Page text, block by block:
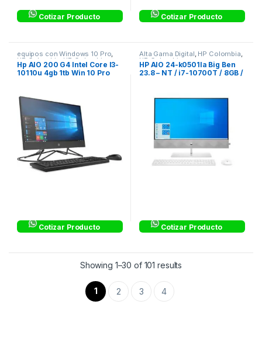
Cotizar Producto Cotizar Producto
equipos con Windows 10 Pro,
HP Colombia ,HP Colombia
Hp AIO 200 G4 Intel Core I3-
10110u 4gb 1tb Win 10 Pro
Cotizar Producto
Alta Gama Digital, HP Colombia,
HP Colombia
HP AIO 24-k0501la Big Ben
23.8 – NT / i7-10700T / 8GB /
402J0LA#ABM
Cotizar Producto
Showing 1–30 of 101 results
1 2 3 4